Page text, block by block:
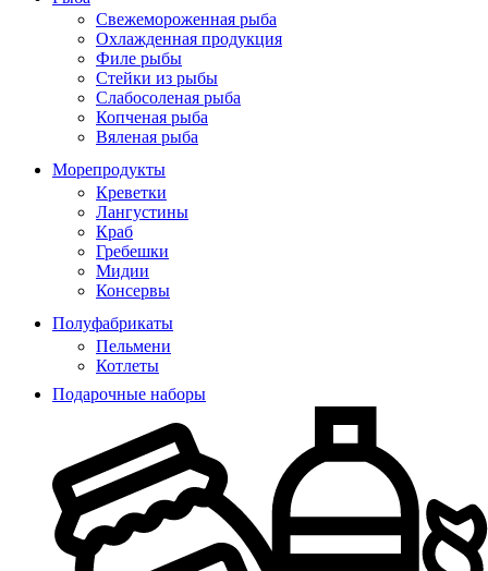
Свежемороженная рыба
Охлажденная продукция
Филе рыбы
Стейки из рыбы
Слабосоленая рыба
Копченая рыба
Вяленая рыба
Морепродукты
Креветки
Лангустины
Краб
Гребешки
Мидии
Консервы
Полуфабрикаты
Пельмени
Котлеты
Подарочные наборы